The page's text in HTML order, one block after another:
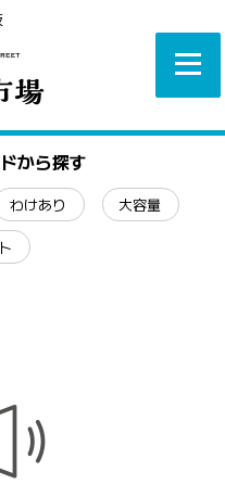
から探す
わけあり 大容量